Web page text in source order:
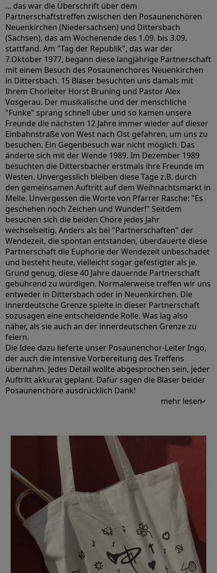
... das war die Überschrift über dem
Partnerschaftstreffen zwischen den Posaunenchören
Neuenkirchen (Niedersachsen) und Dittersbach
(Sachsen), das am Wochenende des 1.09. bis 3.09.
stattfand. Am "Tag der Republik", das war der
7.Oktober 1977, begann diese langjährige Partnerschaft
mit einem Besuch des Posaunenchores Neuenkirchen
in Dittersbach. 15 Bläser besuchten uns damals mit
Ihrem Chorleiter Horst Bruning und Pastor Alex
Vosgerau. Der musikalische und der menschliche
"Funke" sprang schnell über und so kamen unsere
Freunde die nächsten 12 Jahre immer wieder auf dieser
Einbahnstraße von West nach Ost gefahren, um uns zu
besuchen. Ein Gegenbesuch war nicht möglich. Das
änderte sich mit der Wende 1989. Im Dezember 1989
besuchten die Dittersbacher erstmals ihre Freunde im
Westen. Unvergesslich bleiben diese Tage z.B. durch
den gemeinsamen Auftritt auf dem Weihnachtsmarkt in
Melle. Unvergessen die Worte von Pfarrer Rasche: "Es
geschehen noch Zeichen und Wunder!" Seitdem
besuchen sich die beiden Chöre jedes Jahr
wechselseitig. Anders als bei "Partnerschaften" der
Wendezeit, die spontan entstanden, überdauerte diese
Partnerschaft die Euphorie der Wendezeit unbeschadet
und besteht heute, vielleicht sogar gefestigter als je.
Grund genug, diese 40 Jahre dauernde Partnerschaft
gebührend zu würdigen. Normalerweise treffen wir uns
entweder in Dittersbach oder in Neuenkirchen. Die
innerdeutsche Grenze spielte in dieser Partnerschaft
sozusagen eine entscheidende Rolle. Was lag also
näher, als sie auch an der innerdeutschen Grenze zu
feiern.
Die Idee dazu lieferte unser Posaunenchor-Leiter Ingo,
der auch die intensive Vorbereitung des Treffens
übernahm. Jedes Detail wollte abgesprochen sein, jeder
Auftritt akkurat geplant. Dafür sagen die Bläser beider
Posaunenchöre ausdrücklich Dank!
mehr lesen